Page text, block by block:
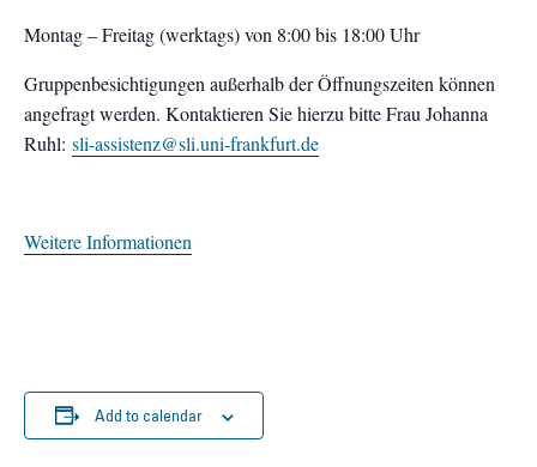
Montag – Freitag (werktags) von 8:00 bis 18:00 Uhr
Gruppenbesichtigungen außerhalb der Öffnungszeiten können
angefragt werden. Kontaktieren Sie hierzu bitte Frau Johanna
Ruhl: sli-assistenz@sli.uni-frankfurt.de
Weitere Informationen
Add to calendar